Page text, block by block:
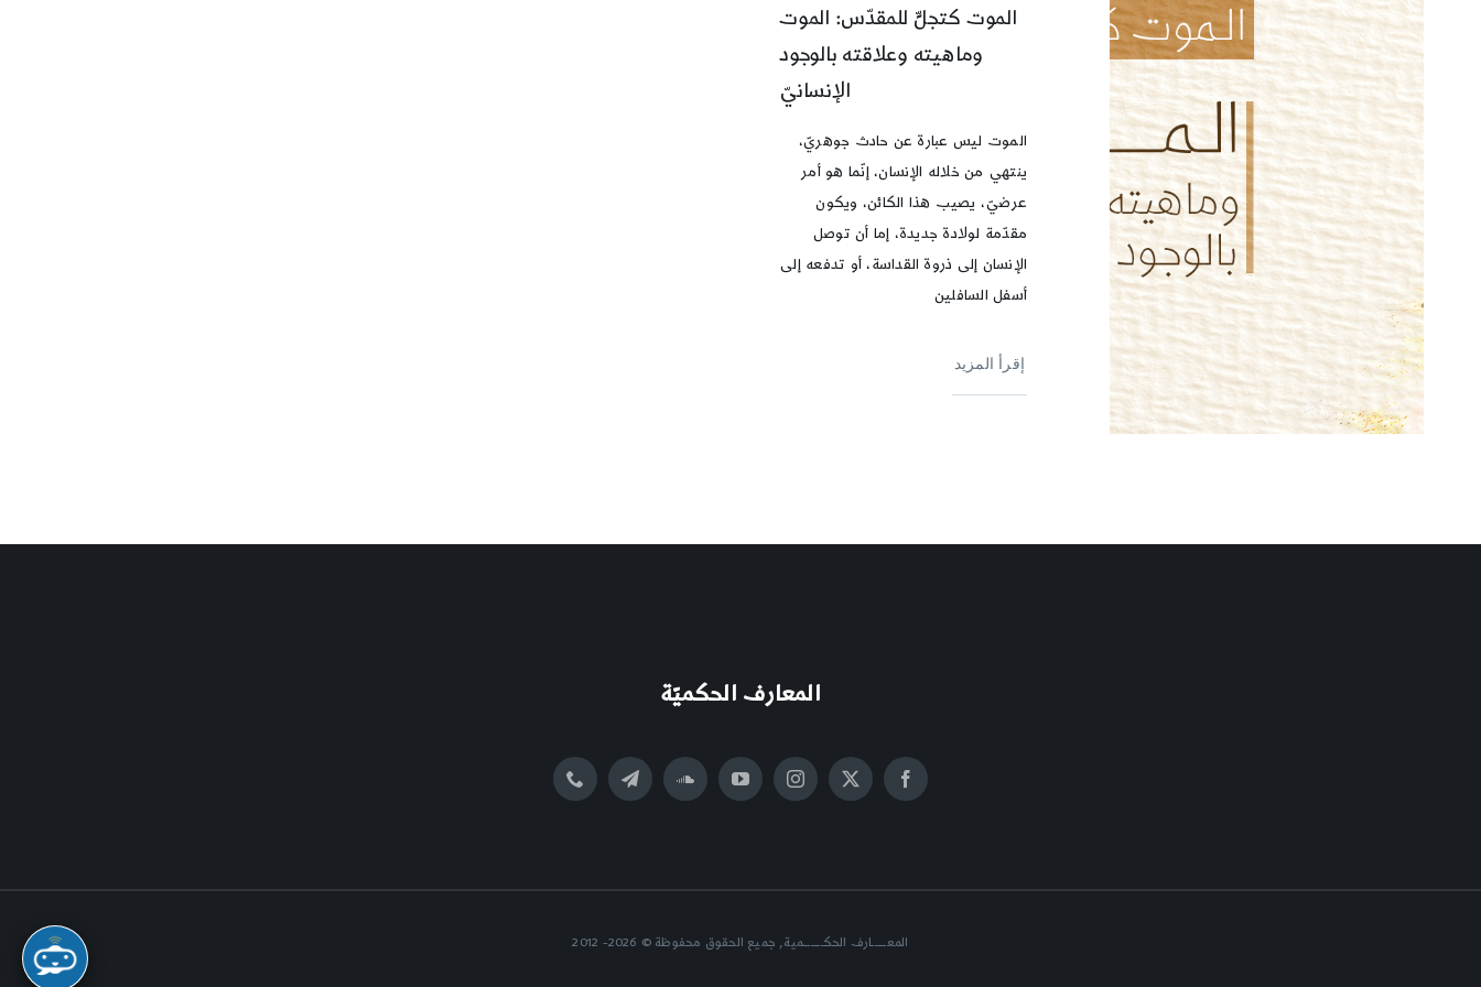
الموت كتجلٍّ للمقدّس: الموت
وماهيته وعلاقته بالوجود
الإنسانيّ
الموت ليس عبارة عن حادث جوهريّ،
ينتهي من خلاله الإنسان، إنّما هو أمر
عرضيّ، يصيب هذا الكائن، ويكون
مقدّمة لولادة جديدة، إما أن توصل
الإنسان إلى ذروة القداسة، أو تدفعه إلى
أسفل السافلين
إقرأ المزيد
المعارف الحكميّة
المعــــــارف الحكــــــــمية, جميع الحقوق محفوظة © 2026- 2012